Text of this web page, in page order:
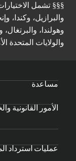
§§§ تشمل
والبرازيل، وكندا،
وهولندا، والبرتغال،
والولايات المتحدة
مساعدة
الأمور القانونية
عمليات استرداد